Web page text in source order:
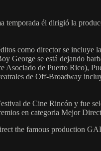
temporada él dirigió la
como director se
George se está dejando
Asociado de Puerto Rico),
de Off-Broadway
de Cine Rincón y fue
en categoria Mejor
the famous production